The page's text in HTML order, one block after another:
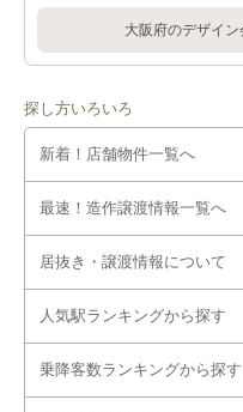
大阪府のデザイ
探し方いろいろ
新着！店舗物件一覧へ
最速！造作譲渡情報一覧へ
居抜き・譲渡情報について
人気駅ランキングから探す
乗降客数ランキングから探す